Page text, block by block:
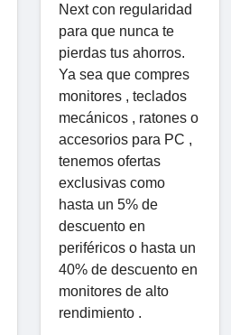
Next con regularidad
para que nunca te
pierdas tus ahorros.
Ya sea que compres
monitores , teclados
mecánicos , ratones o
accesorios para PC ,
tenemos ofertas
exclusivas como
hasta un 5% de
descuento en
periféricos o hasta un
40% de descuento en
monitores de alto
rendimiento .